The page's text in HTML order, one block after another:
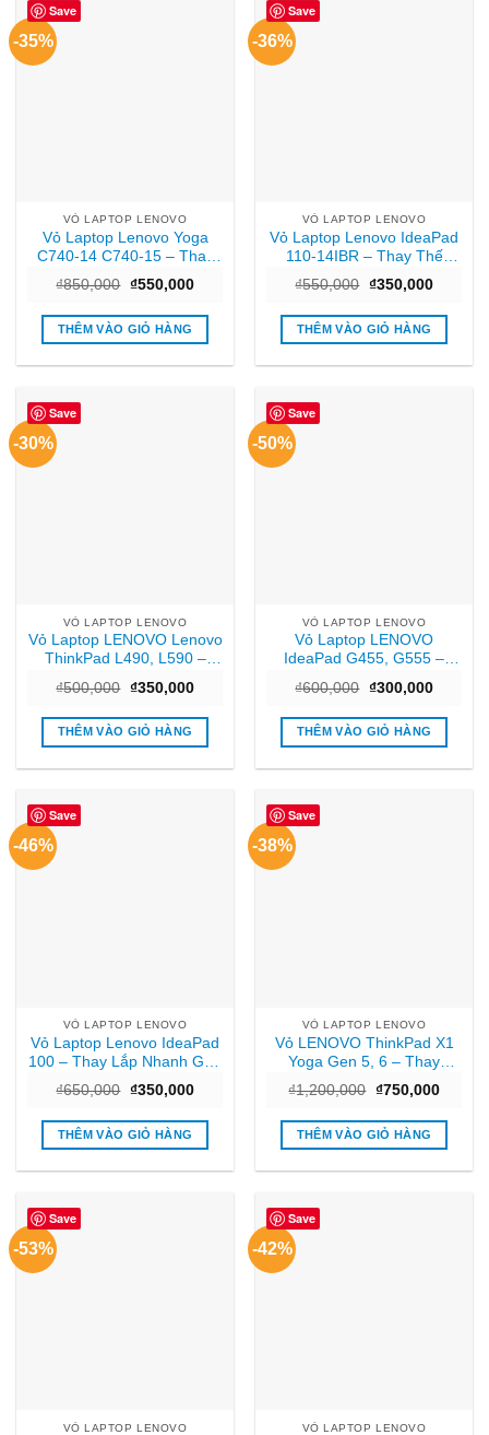
Save
-35%
VỎ LAPTOP LENOVO
Vỏ Laptop Lenovo Yoga
C740-14 C740-15 – Thay
₫850,000 Giá
là:
₫850,000.
₫550,000Giá
tại
₫550,000.
THÊM VÀO GIỎ HÀNG
Save
-36%
VỎ LAPTOP LENOVO
Vỏ Laptop Lenovo IdeaPad
110-14IBR – Thay Thế
TPHCM
₫550,000 Giá
là:
₫550,000.
₫350,000Giá
tại
THÊM VÀO GIỎ HÀNG
Save
-30%
VỎ LAPTOP LENOVO
Vỏ Laptop LENOVO Lenovo
ThinkPad L490, L590 –
TPHCM
₫500,000 Giá
là:
₫500,000.
₫350,000Giá
tại
₫350,000.
THÊM VÀO GIỎ HÀNG
Save
-50%
VỎ LAPTOP LENOVO
Vỏ Laptop LENOVO
IdeaPad G455, G555 –
Rẻ
₫600,000 Giá
là:
₫600,000.
₫300,000Giá
tại
THÊM VÀO GIỎ HÀNG
Save
-46%
VỎ LAPTOP LENOVO
Vỏ Laptop Lenovo IdeaPad
100 – Thay Lắp Nhanh Gần
₫650,000 Giá
là:
₫650,000.
₫350,000Giá
tại
₫350,000.
THÊM VÀO GIỎ HÀNG
Save
-38%
VỎ LAPTOP LENOVO
Vỏ LENOVO ThinkPad X1
Yoga Gen 5, 6 – Thay
₫1,200,000 Giá
là:
₫1,200,000.
₫750,000Giá
tại
THÊM VÀO GIỎ HÀNG
Save
-53%
VỎ LAPTOP LENOVO
Save
-42%
VỎ LAPTOP LENOVO